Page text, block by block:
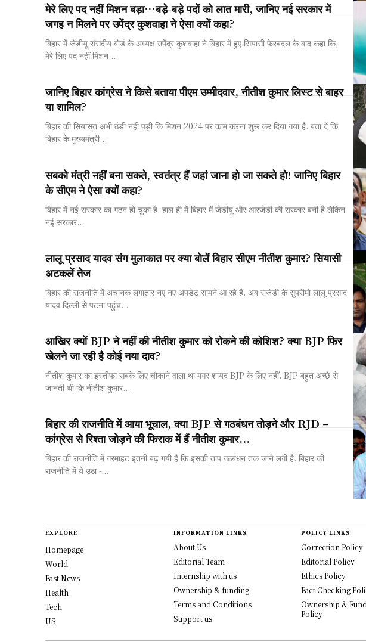
मेरे लिए पद नहीं मिशन बड़ा…बड़े-बड़े पदों को लात मारी, जानिए नई सरकार में
जगह न मिलने पर उपेंद्र कुशवाहा ने ऐसा क्यों कहा?
बिहार में जेडीयू संसदीय बोर्ड के अध्यक्ष उपेंद्र कुशवाहा ने बिहार में हुए सियासी फेरबदल के बाद कहा कि,
मेरे लिए पद नहीं मिशन...
जानिए बिहार कांग्रेस ने किसे बताया पीएम उम्मीदवार, नीतीश कुमार लिस्ट से बाहर
या शामिल?
बिहार की सियासत अभी ठंडी नहीं पड़ी कि मिशन 2024 पर काम करना शुरू कर दिया गया है. बता दें कि
बिहार के मुख्यमंत्री...
सबको मंत्री नहीं बना सकते, स्वतंत्र हैं जहां जाना हो जा सकते हो! जानिए बिहार
के सीएम ने ऐसा क्यों कहा?
बिहार में नई सरकार का गठन हो चुका है. हाल ही में बिहार में जेडीयू और आरजेडी की सरकार बनी है लेकिन
नई सरकार...
लालू प्रसाद यादव संग मुलाकात पर क्या बोलें बिहार सीएम नीतीश कुमार? सियासी
अटकलें तेज
बिहार की राजनीति में अचानक लगातार नए नए अपडेट सामने आ रहे हैं. अब राजेडी के सुप्रीमो लालू प्रसाद
यादव दिल्ली से पटना पहुंच...
आखिर क्यों BJP ने नहीं की नीतीश कुमार को रोकने की कोशिश? क्या BJP फिर
खेलने जा रही है कोई नया दाव?
नीतीश कुमार का इस्तीफा सबके लिए चौकाने वाला था मगर शायद BJP के लिए नहीं. BJP बहुत अच्छे से
जानती थी कि नीतीश कुमार...
बिहार की राजनीति में आया भूचाल, क्या BJP से गठबंधन तोड़ने और RJD –
कांग्रेस से रिश्ता जोड़ने की फिराक में हैं नीतीश कुमार...
बिहार की राजनीति में गरमाहट इतनी बढ़ गयी है कि इसकी ताप गठबंधन तक जाने लगी है. बिहार की
राजनीति में ये उठा -...
EXPLORE
Homepage
World
Fast News
Health
Tech
US
INFORMATION LINKS
About Us
Editorial Team
Internship with us
Ownership & funding
Terms and Conditions
Support us
POLICY LINKS
Correction Policy
Editorial Policy
Ethics Policy
Fact Checking
Ownership &
Policy